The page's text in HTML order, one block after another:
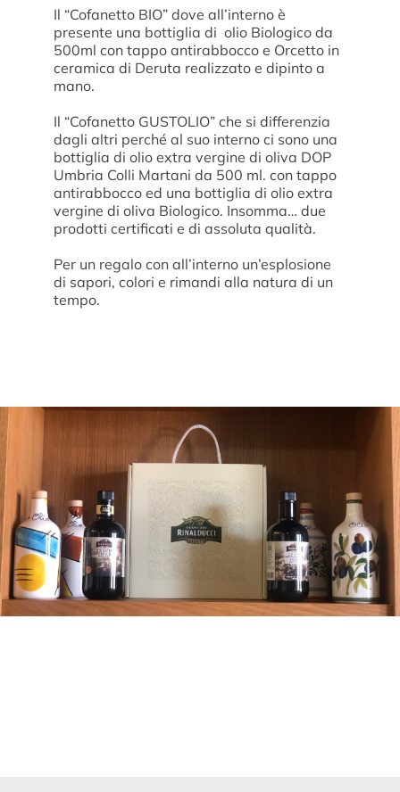
Il “Cofanetto BIO” dove all’interno è
presente una bottiglia di olio Biologico da
500ml con tappo antirabbocco e Orcetto in
ceramica di Deruta realizzato e dipinto a
mano.
Il “Cofanetto GUSTOLIO” che si differenzia
dagli altri perché al suo interno ci sono una
bottiglia di olio extra vergine di oliva DOP
Umbria Colli Martani da 500 ml. con tappo
antirabbocco ed una bottiglia di olio extra
vergine di oliva Biologico. Insomma… due
prodotti certificati e di assoluta qualità.
Per un regalo con all’interno un’esplosione
di sapori, colori e rimandi alla natura di un
tempo.